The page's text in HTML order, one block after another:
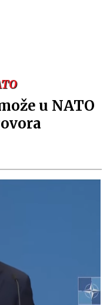
u NATO